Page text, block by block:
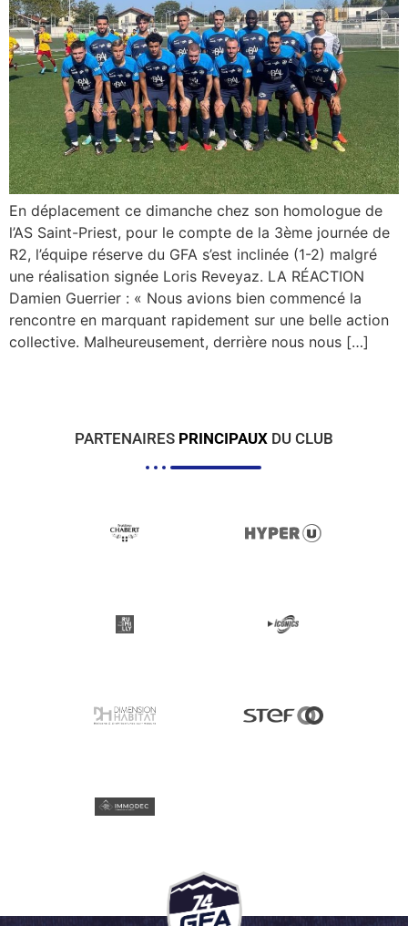
En déplacement ce dimanche chez son homologue de
l’AS Saint-Priest, pour le compte de la 3ème journée de
R2, l’équipe réserve du GFA s’est inclinée (1-2) malgré
une réalisation signée Loris Reveyaz. LA RÉACTION
Damien Guerrier : « Nous avions bien commencé la
rencontre en marquant rapidement sur une belle action
collective. Malheureusement, derrière nous nous […]
PARTENAIRES PRINCIPAUX DU CLUB